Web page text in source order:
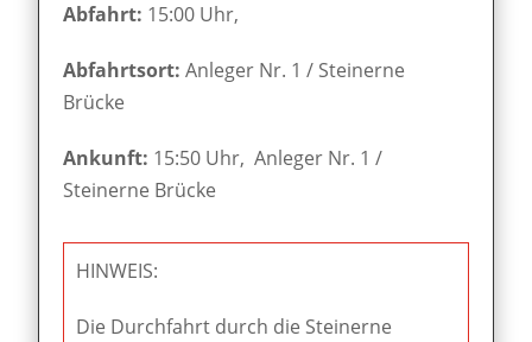
Abfahrt: 15:00 Uhr,
Abfahrtsort:Anleger Nr. 1 / Steinerne
Brücke
Ankunft: 15:50 Uhr, Anleger Nr. 1 /
Steinerne Brücke
HINWEIS:
Die Durchfahrt durch die Steinerne